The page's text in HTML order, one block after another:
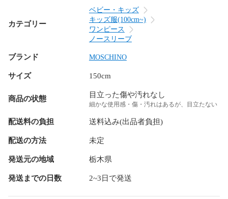
カテゴリー
ベビー・キッズ
キッズ服(100cm~)
ワンピース
ノースリーブ
ブランド MOSCHINO
サイズ 150cm
商品の状態 目立った傷や汚れなし
細かな使用感・傷・汚れはあるが、目立たない
配送料の負担 送料込み(出品者負担)
配送の方法 未定
発送元の地域 栃木県
発送までの日数 2~3日で発送